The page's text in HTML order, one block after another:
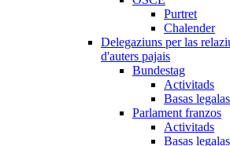
Purtret
Chalender
Delegaziuns per las
d'auters pajais
Bundestag
Activitads
Basas legalas
Parlament franzos
Activitads
Basas legalas